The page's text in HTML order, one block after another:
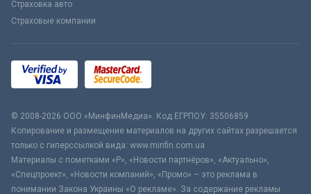
Страховка авто
Страховые компании
© 2008-2026 ООО «МинфинМедиа». Код ЕГРПОУ: 35506859
Копирование и размещение материалов на других сайтах разрешается
только с гиперссылкой вида: www.minfin.com.ua
Материалы с пометками «Р», «Новости партнёров», «Актуально»,
«Спецпроект», «Новости компаний», «Промо» – это реклама в
понимании Закона Украины «О рекламе». За содержание рекламы